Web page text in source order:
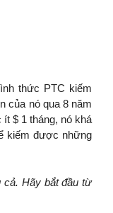
thức PTC kiếm
của nó qua 8 năm
$ 1 tháng, nó khá
kiếm được những
cả. Hãy bắt đầu từ